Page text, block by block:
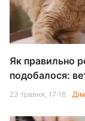
Як правильно
подобалося:
23 травня, 17:18